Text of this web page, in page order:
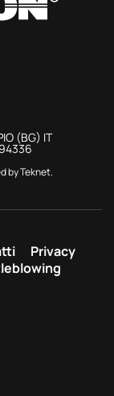
(BG) IT
byTeknet.
Privacy